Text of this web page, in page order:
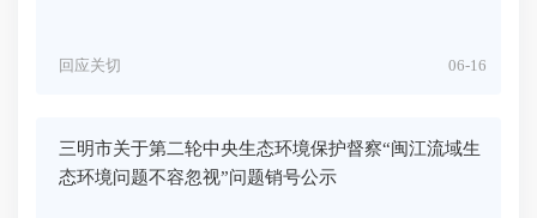
06-16
回应关切
三明市关于第二轮中央生态环境保护督察“闽江流域生
态环境问题不容忽视”问题销号公示